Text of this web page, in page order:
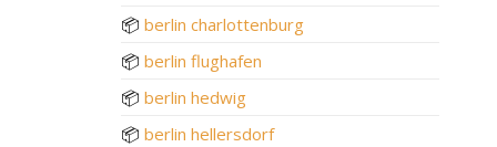
📦 berlin charlottenburg
📦 berlin flughafen
📦 berlin hedwig
📦 berlin hellersdorf